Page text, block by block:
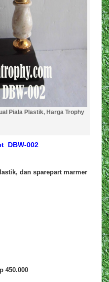
Piala Plastik, Harga Trophy
DBW-002
dan sparepart marmer
450.000